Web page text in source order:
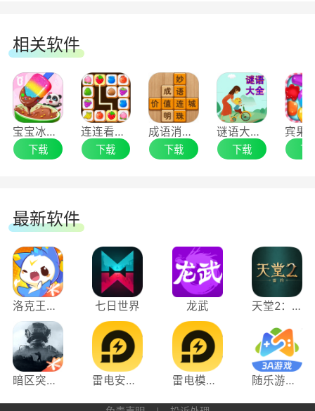
除联萌IP大使四小只的陪伴下，一起探索游戏内外
中，等你赴约!
天天爱消除，消除烦恼，好运常伴哦!
相关软件
宝宝冰淇淋工厂手游电脑版
下载
连连看手游电脑版
下载
成语消消闯关手游电脑版
下载
谜语大全手游电脑版
下载 下
最新软件
洛克王国：世界 七日世界 龙武 天堂2：盟约
暗区突围：无限 雷电安卓模拟器 雷电模拟器 随乐游云游戏